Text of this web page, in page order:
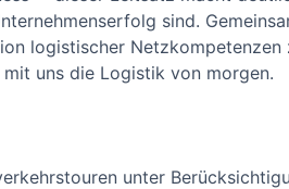
sind.
logistischer
uns die Logistik von morgen.
unter